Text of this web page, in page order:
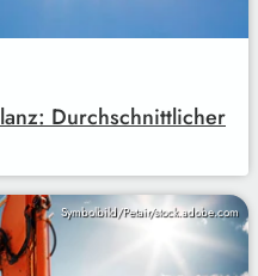
Durchschnittlicher
Symbolbild/Petair/stock.adobe.com